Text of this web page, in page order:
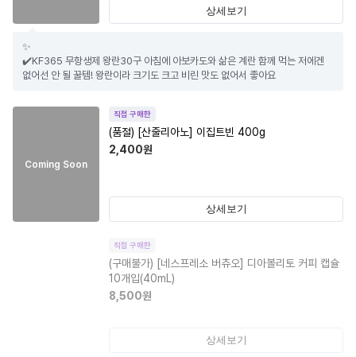
상세보기
✨
✔️KF365 무항생제 왕란30구 아침에 아보카도와 삶은 계란 함께 먹는 저에겐
없어선 안 될 꿀템! 왕란이라 크기도 크고 비린 맛도 없어서 좋아요
Coming Soon
직접 구매한
(품절) [산줄리아노] 이집트빈 400g
2,400원
상세보기
직접 구매한
(구매불가) [네스프레소 버츄오] 디아볼리토 커피 캡슐
10개입(40mL)
8,500원
상세보기